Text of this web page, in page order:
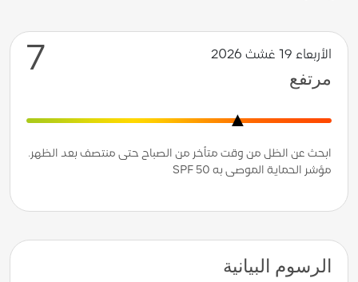
الأربعاء 19 غشث 2026
مرتفع
7
ابحث عن الظل من وقت متأخر من الصباح حتى منتصف بعد الظهر.
مؤشر الحماية الموصى به SPF 50
الرسوم البيانية